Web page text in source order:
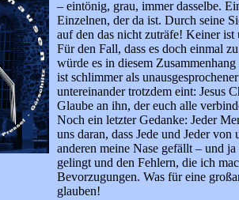
– eintönig, grau, immer dasselbe.
Einzelnen, der da ist. Durch seine
auf den das nicht zuträfe! Keiner
Für den Fall, dass es doch einmal
würde es in diesem
ist schlimmer als
untereinander trotzdem eint: Jesus
Glaube an ihn, der euch alle
Noch ein letzter Gedanke: Jeder
uns daran, dass Jede und Jeder
anderen meine Nase gefällt – und
gelingt und den Fehlern, die ich
Bevorzugungen. Was für eine
glauben!